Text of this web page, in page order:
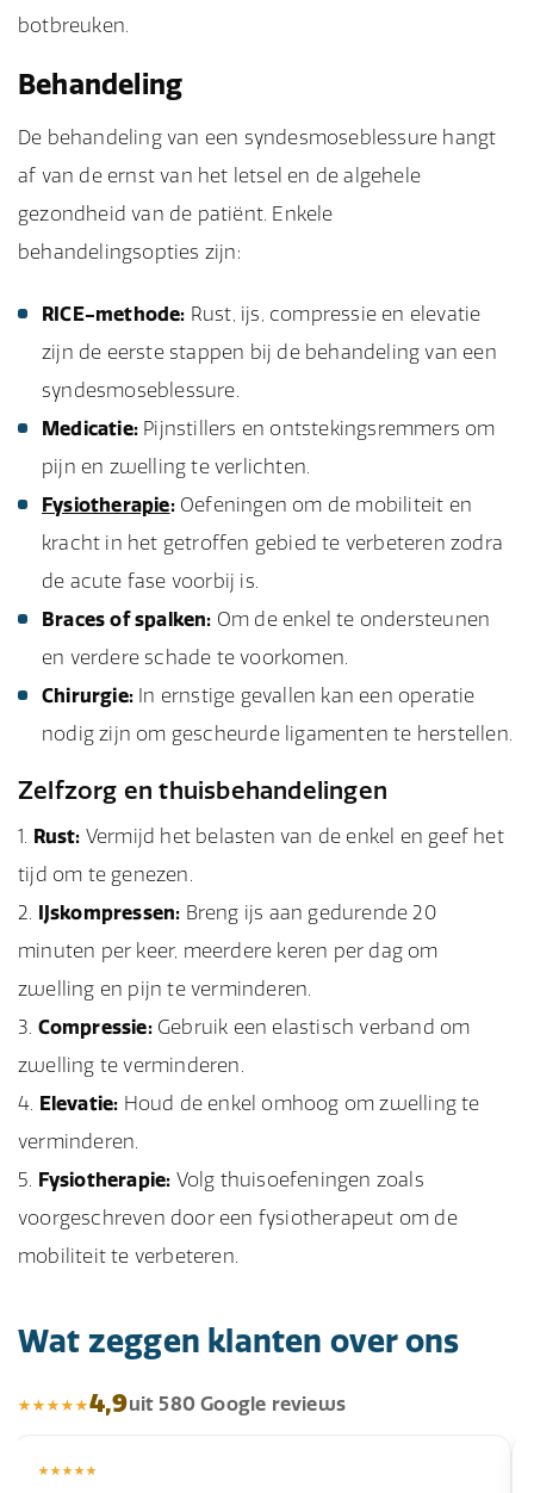
botbreuken.
Behandeling
De behandeling van een syndesmoseblessure hangt
af van de ernst van het letsel en de algehele
gezondheid van de patiënt. Enkele
behandelingsopties zijn:
RICE-methode: Rust, ijs, compressie en elevatie
zijn de eerste stappen bij de behandeling van een
syndesmoseblessure.
Medicatie: Pijnstillers en ontstekingsremmers om
pijn en zwelling te verlichten.
Fysiotherapie:Oefeningen om de mobiliteit en
kracht in het getroffen gebied te verbeteren zodra
de acute fase voorbij is.
Braces of spalken: Om de enkel te ondersteunen
en verdere schade te voorkomen.
Chirurgie: In ernstige gevallen kan een operatie
nodig zijn om gescheurde ligamenten te herstellen.
Zelfzorg en thuisbehandelingen
Rust: Vermijd het belasten van de enkel en geef het
tijd om te genezen.
IJskompressen: Breng ijs aan gedurende 20
minuten per keer, meerdere keren per dag om
zwelling en pijn te verminderen.
Compressie:Gebruik een elastisch verband om
zwelling te verminderen.
Elevatie: Houd de enkel omhoog om zwelling te
verminderen.
Fysiotherapie: Volg thuisoefeningen zoals
voorgeschreven door een fysiotherapeut om de
mobiliteit te verbeteren.
Wat zeggen klanten over ons
4,9uit 580 Google reviews